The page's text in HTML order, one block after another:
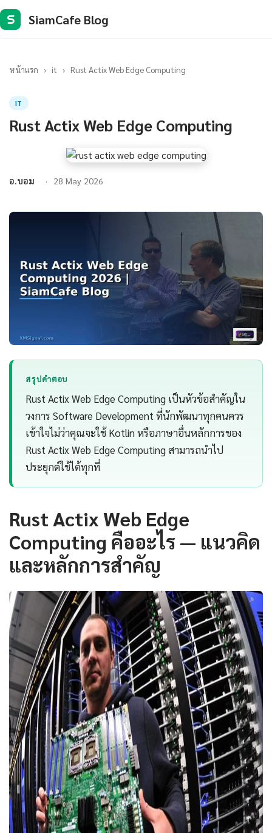
S SiamCafe Blog
หน้าแรก › it › Rust Actix Web Edge Computing
IT
Rust Actix Web Edge Computing
อ.บอม 28 May 2026
สรุปคำตอบ
Rust Actix Web Edge Computing เป็นหัวข้อสำคัญใน
วงการ Software Development ที่นักพัฒนาทุกคนควร
เข้าใจไม่ว่าคุณจะใช้ Kotlin หรือภาษาอื่นหลักการของ
Rust Actix Web Edge Computing สามารถนำไป
ประยุกต์ใช้ได้ทุกที่
Rust Actix Web Edge
Computing คืออะไร — แนวคิด
และหลักการสำคัญ